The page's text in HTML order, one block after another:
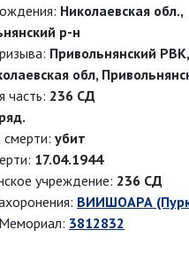
Николаевская обл.,
р-н
Привольнянский
обл,
часть: 236 СД
ряд.
убит
17.04.1944
учреждение: 236 СД
ВИИШОАРА
3812832